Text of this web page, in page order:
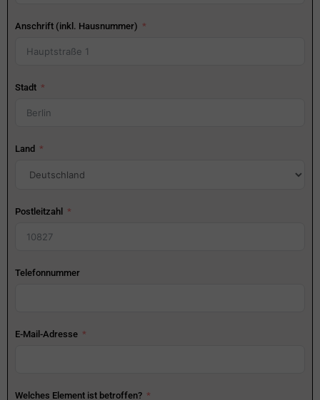
Anschrift (inkl. Hausnummer)
Stadt
Land
Postleitzahl
Telefonnummer
E-Mail-Adresse
Welches Element ist betroffen?